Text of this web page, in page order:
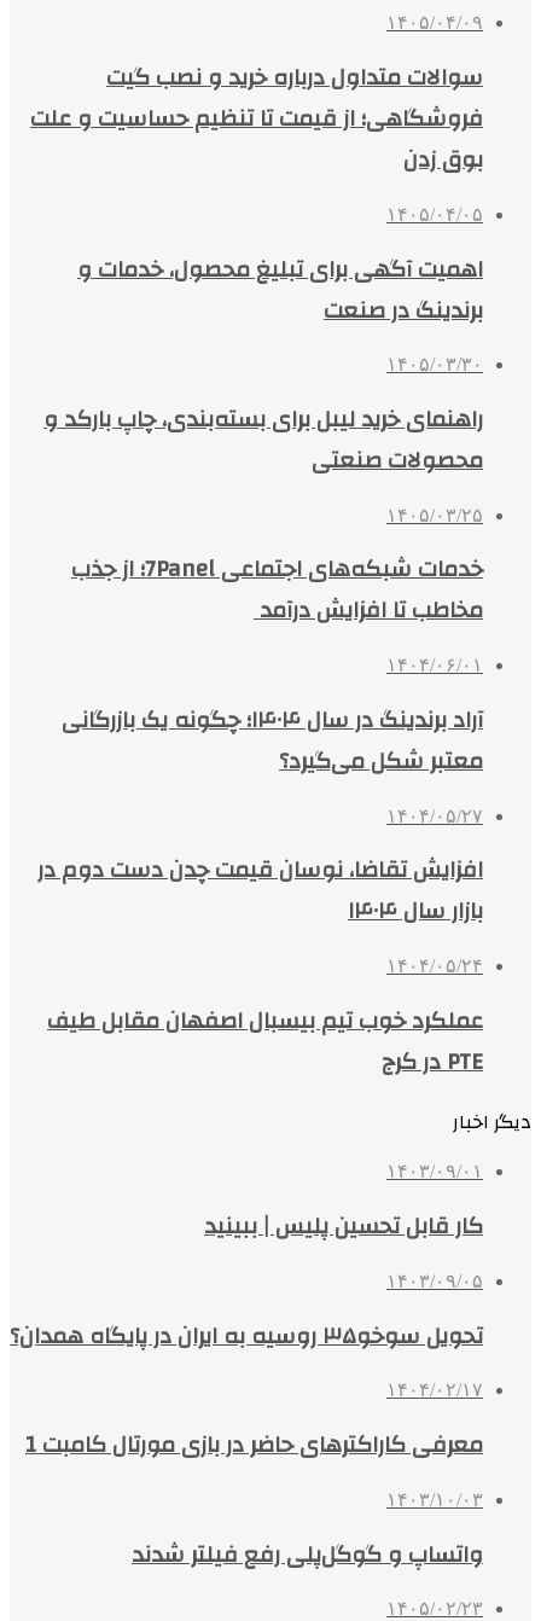
۱۴۰۵/۰۴/۰۹
سوالات متداول درباره خرید و نصب گیت
فروشگاهی؛ از قیمت تا تنظیم حساسیت و علت
بوق زدن
۱۴۰۵/۰۴/۰۵
اهمیت آگهی برای تبلیغ محصول، خدمات و
برندینگ در صنعت
۱۴۰۵/۰۳/۳۰
راهنمای خرید لیبل برای بسته‌بندی، چاپ بارکد و
محصولات صنعتی
۱۴۰۵/۰۳/۲۵
خدمات شبکه‌های اجتماعی 7Panel؛ از جذب
مخاطب تا افزایش درآمد
۱۴۰۴/۰۶/۰۱
آراد برندینگ در سال ۱۴۰۴؛ چگونه یک بازرگانی
معتبر شکل می‌گیرد؟
۱۴۰۴/۰۵/۲۷
افزایش تقاضا، نوسان قیمت چدن دست دوم در
بازار سال ۱۴۰۴
۱۴۰۴/۰۵/۲۴
عملکرد خوب تیم بیسبال اصفهان مقابل طیف
PTE در کرج
دیگر اخبار
۱۴۰۳/۰۹/۰۱
کار قابل تحسین پلیس | ببینید
۱۴۰۳/۰۹/۰۵
تحویل سوخو۳۵ روسیه به ایران در پایگاه همدان؟
۱۴۰۴/۰۲/۱۷
معرفی کاراکترهای حاضر در بازی مورتال کامبت 1
۱۴۰۳/۱۰/۰۳
واتساپ و گوگل‌پلی رفع فیلتر شدند
۱۴۰۵/۰۲/۲۳